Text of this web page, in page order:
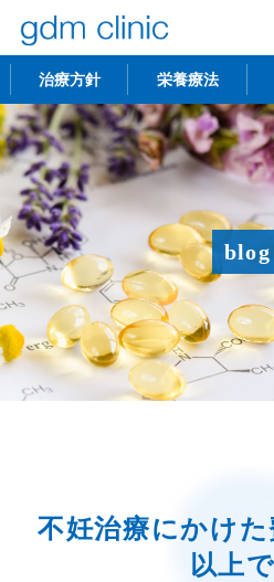
治療方針 栄養療法
不妊治療
アンチエイジング
アトピー性皮膚炎
レーザー脱毛
blog
不妊治療にかけた
以上